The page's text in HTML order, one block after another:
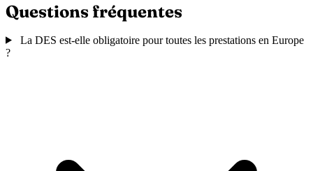
Questions fréquentes
La DES est-elle obligatoire pour toutes les prestations en Europe
?